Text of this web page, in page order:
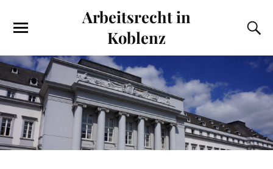
Arbeitsrecht in
Koblenz